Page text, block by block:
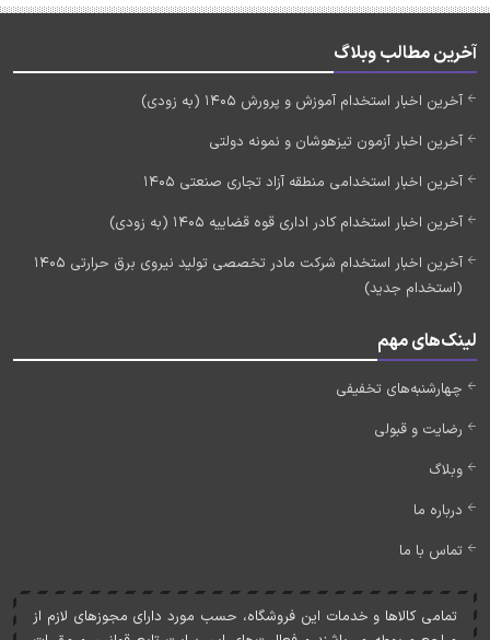
آخرین مطالب وبلاگ
آخرین اخبار استخدام آموزش و پرورش 1405 (به زودی)
آخرین اخبار آزمون تیزهوشان و نمونه دولتی
آخرین اخبار استخدامی منطقه آزاد تجاری صنعتی 1405
آخرین اخبار استخدام کادر اداری قوه قضاییه 1405 (به زودی)
آخرین اخبار استخدام شرکت مادر تخصصی تولید نیروی برق حرارتی 1405
(استخدام جدید)
لینک‌های مهم
چهارشنبه‌های تخفیفی
رضایت و قبولی
وبلاگ
درباره ما
تماس با ما
تمامی کالاها و خدمات اين فروشگاه، حسب مورد دارای مجوزهای لازم از